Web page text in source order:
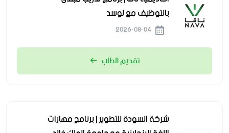
بالتوظيف مع لوسد
تقديم الطلب
شركة السودة للتطوير | برنامج مهارات